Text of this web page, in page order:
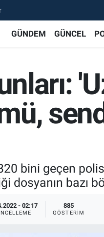
GÜNDEM GÜNCEL
bini geçen
dosyanın bazı
- 02:17 885
GÖSTERIM